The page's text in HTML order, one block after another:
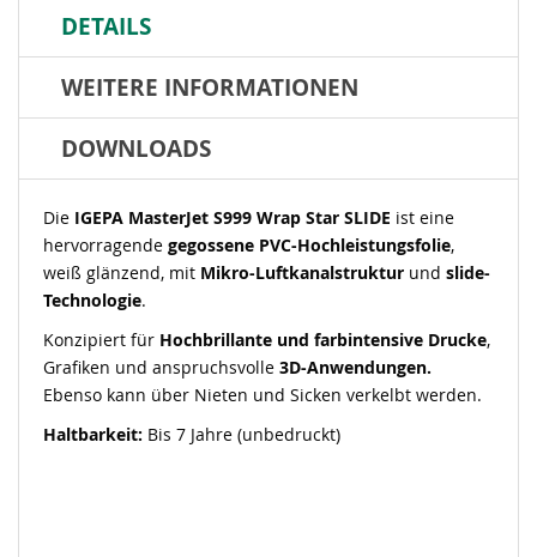
DETAILS
WEITERE INFORMATIONEN
DOWNLOADS
Die IGEPA MasterJet S999 Wrap Star SLIDE ist eine
hervorragende gegossene PVC-Hochleistungsfolie,
weiß glänzend, mit Mikro-Luftkanalstruktur und slide-
Technologie.
Konzipiert für Hochbrillante und farbintensive Drucke,
Grafiken und anspruchsvolle 3D-Anwendungen.
Ebenso kann über Nieten und Sicken verkelbt werden.
Haltbarkeit: Bis 7 Jahre (unbedruckt)